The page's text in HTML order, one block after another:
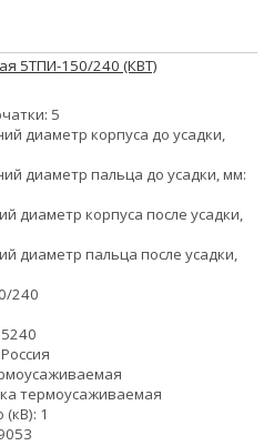
5ТПИ-150/240 (КВТ)
5
диаметр корпуса до усадки,
диаметр пальца до усадки, мм:
диаметр корпуса после усадки,
диаметр пальца после усадки,
240
240
термоусаживаемая
1